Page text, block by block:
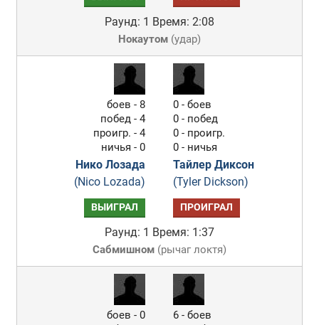
Раунд: 1 Время: 2:08
Нокаутом(удар)
боев - 8
побед - 4
проигр. - 4
ничья - 0
Нико Лозада
(Nico Lozada)
0 - боев
0 - побед
0 - проигр.
0 - ничья
Тайлер Диксон
(Tyler Dickson)
ВЫИГРАЛ ПРОИГРАЛ
Раунд: 1 Время: 1:37
Сабмишном(рычаг локтя)
боев - 0
6 - боев